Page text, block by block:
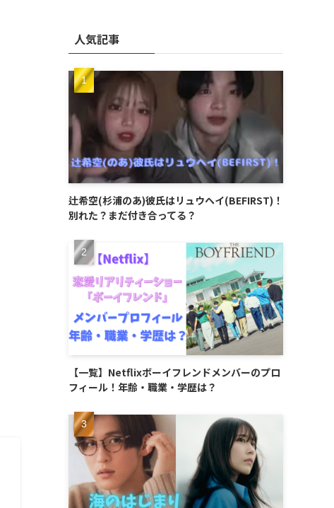
人気記事
辻希空(杉浦のあ)彼氏はリュウヘイ(BEFIRST)！
別れた？まだ付き合ってる？
【一覧】Netflixボーイフレンドメンバーのプロ
フィール！年齢・職業・学歴は？